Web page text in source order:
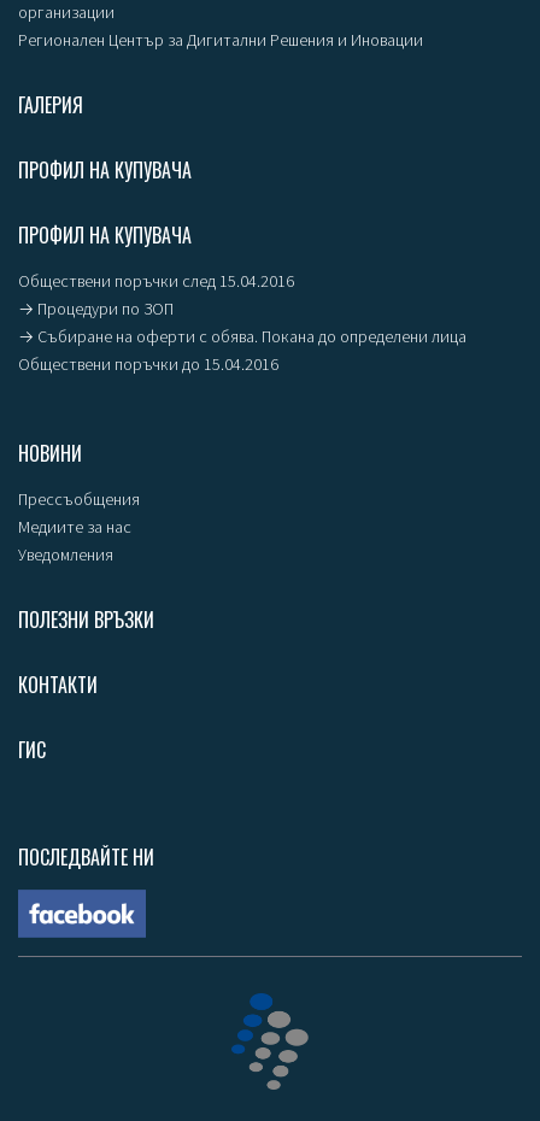
организации
Регионален Център за Дигитални Решения и Иновации
ГАЛЕРИЯ
ПРОФИЛ НА КУПУВАЧА
ПРОФИЛ НА КУПУВАЧА
Обществени поръчки след 15.04.2016
→ Процедури по ЗОП
→ Събиране на оферти с обява. Покана до определени лица
Обществени поръчки до 15.04.2016
НОВИНИ
Прессъобщения
Медиите за нас
Уведомления
ПОЛЕЗНИ ВРЪЗКИ
КОНТАКТИ
ГИС
ПОСЛЕДВАЙТЕ НИ